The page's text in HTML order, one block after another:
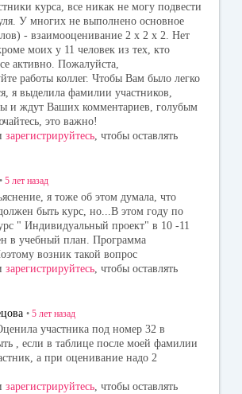
курса, все никак не могу подвести
У многих не выполнено основное
- взаимооценивание 2 х 2 х 2. Нет
моих у 11 человек из тех, кто
активно. Пожалуйста,
работы коллег. Чтобы Вам было легко
я выделила фамилии участников,
и ждут Ваших комментариев, голубым
это важно!
зарегистрируйтесь, чтобы оставлять
• 5 лет назад
я тоже об этом думала, что
быть курс, но...В этом году по
" Индивидуальный проект" в 10 -11
в учебный план. Программа
возник такой вопрос
зарегистрируйтесь , чтобы оставлять
• 5 лет назад
участника под номер 32 в
, если в таблице после моей фамилии
а при оценивание надо 2
зарегистрируйтесь, чтобы оставлять